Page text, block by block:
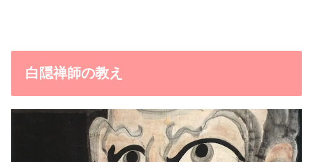
白隠禅師の教え